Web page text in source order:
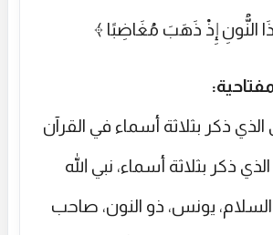
النُّونِ إِذْ ذَهَبَ مُغَاضِبًا ﴾
ذكر بثلاثة أسماء في القرآن
الذي ذكر بثلاثة أسماء، نبي الله
يونس، ذو النون، صاحب